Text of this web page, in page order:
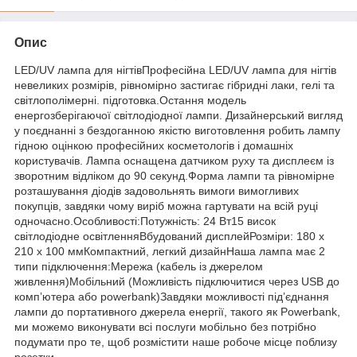
Опис
LED/UV лампа для нігтівПрофесійна LED/UV лампа для нігтів
невеликих розмірів, рівномірно застигає гібридні лаки, гелі та
світлополімерні. підготовка.Остання модель
енергозберігаючої світлодіодної лампи. Дизайнерський вигляд
у поєднанні з бездоганною якістю виготовлення робить лампу
гідною оцінкою професійних косметологів і домашніх
користувачів. Лампа оснащена датчиком руху та дисплеєм із
зворотним відліком до 90 секунд.Форма лампи та рівномірне
розташування діодів задовольнять вимоги вимогливих
покупців, завдяки чому виріб можна гартувати на всій руці
одночасно.Особливості:Потужність: 24 Вт15 висок
світлодіодне освітленняВбудований дисплейРозміри: 180 x
210 x 100 ммКомпактний, легкий дизайнНаша лампа має 2
типи підключення:Мережа (кабель із джерелом
живлення)Мобільний (Можливість підключитися через USB до
комп’ютера або powerbank)Завдяки можливості під’єднання
лампи до портативного джерела енергії, такого як Powerbank,
ми можемо виконувати всі послуги мобільно без потрібно
подумати про те, щоб розмістити наше робоче місце поблизу